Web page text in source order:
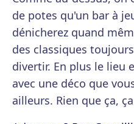
de potes qu'un bar à
dénicherez quand
des classiques
divertir. En plus le lieu
avec une déco que
ailleurs. Rien que ça,